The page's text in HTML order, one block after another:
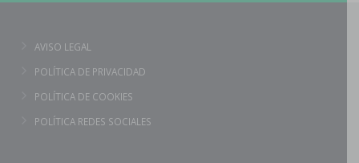
AVISO LEGAL
POLÍTICA DE PRIVACIDAD
POLÍTICA DE COOKIES
POLÍTICA REDES SOCIALES